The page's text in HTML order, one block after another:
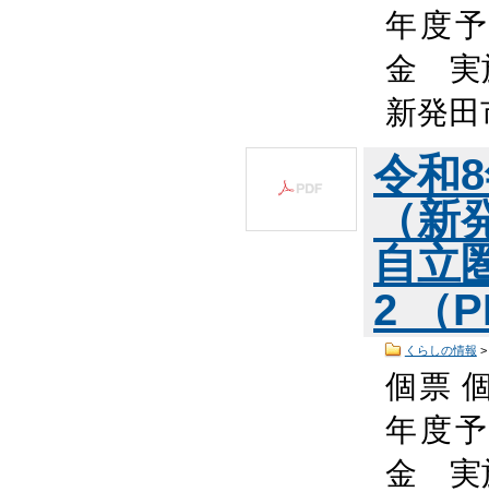
年度
金 実
新発
令和
（
自立
2 （
くらしの情報 >
個票
年度
金 実